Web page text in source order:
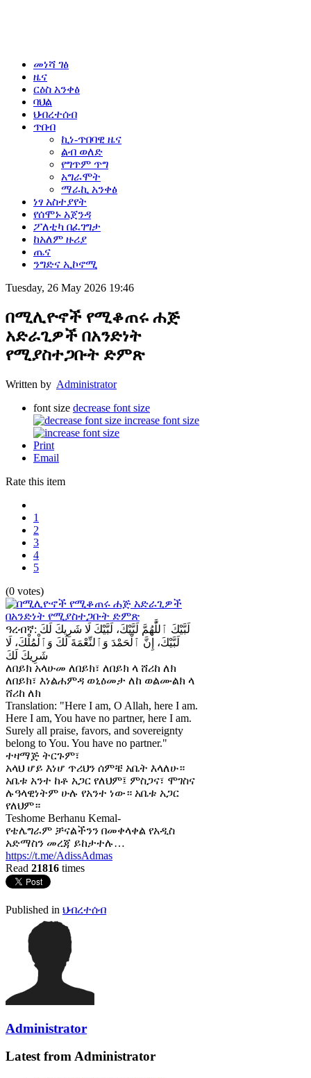
መነሻ ገፅ
ዜና
ርዕስ አንቀፅ
ባህል
ህብረተሰብ
ጥበብ
ኪነ-ጥበባዊ ዜና
ልብ ወለድ
የግጥም ጥግ
አግራሞት
ማራኪ አንቀፅ
ነፃ አስተያየት
የሰሞኑ አጀንዳ
ፖለቲካ በፈገግታ
ከአለም ዙሪያ
ጤና
ንግድና ኢኮኖሚ
Tuesday, 26 May 2026 19:46
በሚሊዮኖች የሚቆጠሩ ሐጅ
አድራጊዎች በአንድነት
የሚያስተጋቡት ድምጽ
Written by Administrator
font size decrease font size
increase font size
Print
Email
Rate this item
1
2
3
4
5
(0 votes)
ዓረብኛ: لَبَّيْكَ ٱللَّٰهُمَّ لَبَّيْكَ، لَبَّيْكَ لَا شَرِيكَ لَكَ
لَبَّيْكَ، إِنَّ ٱلْحَمْدَ وَٱلنِّعْمَةَ لَكَ وَٱلْمُلْكَ، لَا
شَرِيكَ لَكَ
ለበይክ አላሁመ ለበይክ፣ ለበይክ ላ ሸሪከ ለክ
ለበይክ፣ እነልሐምዳ ወኒዕመታ ለከ ወልሙልክ ላ
ሸሪከ ለክ
Translation: "Here I am, O Allah, here I am.
Here I am, You have no partner, here I am.
Surely all praise, favors, and sovereignty
belong to You. You have no partner."
ተዛማጅ ትርጉም፣
አላህ ሆይ እነሆ ጥሪህን ሰምቼ አቤት እላለሁ።
አቤቱ አንተ ከቶ አጋር የለህም፤ ምስጋና፣ ሞገስና
ሉዓላዊነትም ሁሉ የአንተ ነው። አቤቱ አጋር
የለህም።
Teshome Berhanu Kemal-
የቴሌግራም ቻናልችንን በመቀላቀል የአዲስ
አድማስን መረጃ ይከታተሉ…
https://t.me/AdissAdmas
Read 21816 times
Published in ህብረተሰብ
Administrator
Latest from Administrator